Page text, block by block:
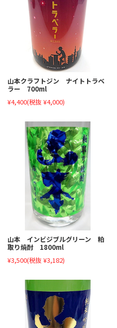
山本クラフトジン ナイトトラベ
ラー 700ml
¥4,400(税抜 ¥4,000)
山本 インビジブルグリーン 粕
取り焼酎 1800ml
¥3,500(税抜 ¥3,182)